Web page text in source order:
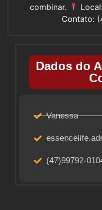
combinar.
Contato:
Dados do
Vanessa
(47)99792-